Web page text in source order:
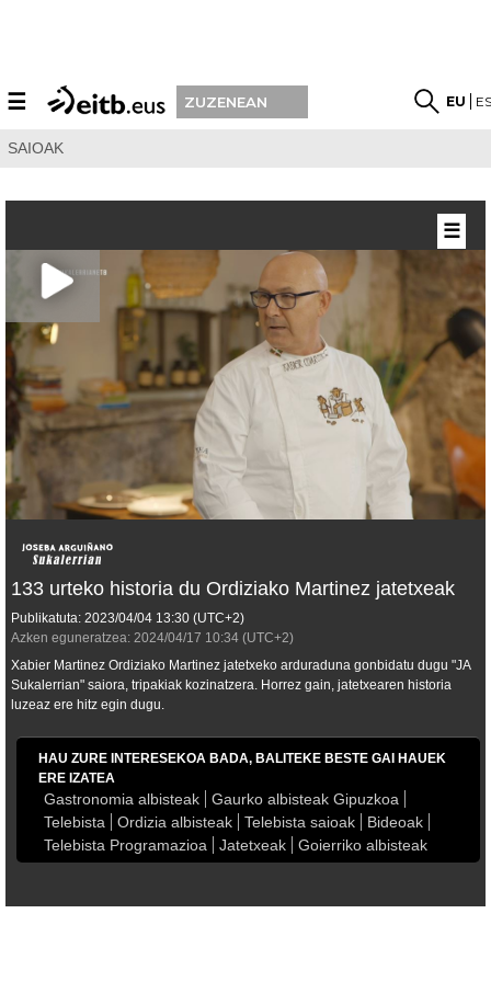
☰ ZUZENEAN EU
SAIOAK
133 urteko historia du Ordiziako Martinez jatetxeak
Publikatuta: 2023/04/04 13:30 (UTC+2)
Azken eguneratzea: 2024/04/17 10:34 (UTC+2)
Xabier Martinez Ordiziako Martinez jatetxeko arduraduna gonbidatu dugu "JA
Sukalerrian" saiora, tripakiak kozinatzera. Horrez gain, jatetxearen historia
luzeaz ere hitz egin dugu.
HAU ZURE INTERESEKOA BADA, BALITEKE BESTE GAI HAUEK
ERE IZATEA
Gastronomia albisteak
Gaurko albisteak Gipuzkoa
Telebista
Ordizia albisteak Telebista saioak
Bideoak
Telebista Programazioa
Jatetxeak Goierriko albisteak
☰